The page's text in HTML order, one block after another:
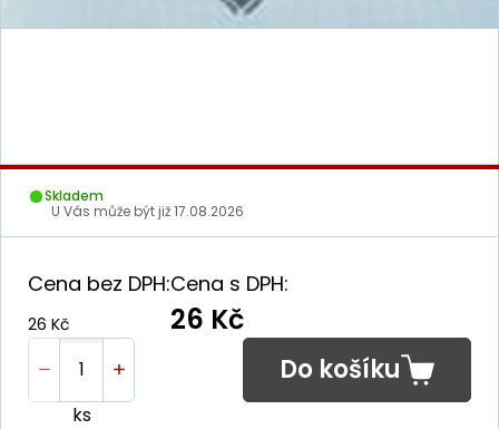
Skladem
U Vás může být již17.08.2026
Cena bez DPH:
26 Kč
Cena s DPH:
26 Kč
ks
Do košíku